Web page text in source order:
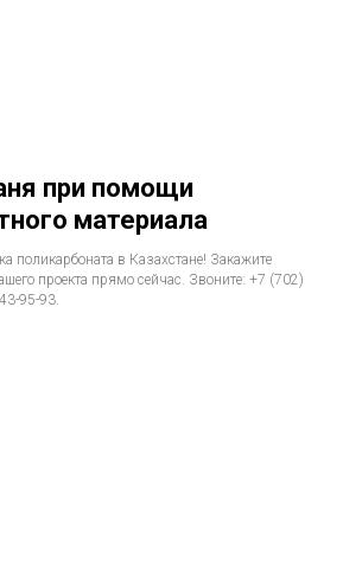
при помощи
материала
поликарбоната в Казахстане! Закажите
проекта прямо сейчас. Звоните: +7 (702)
95-93.